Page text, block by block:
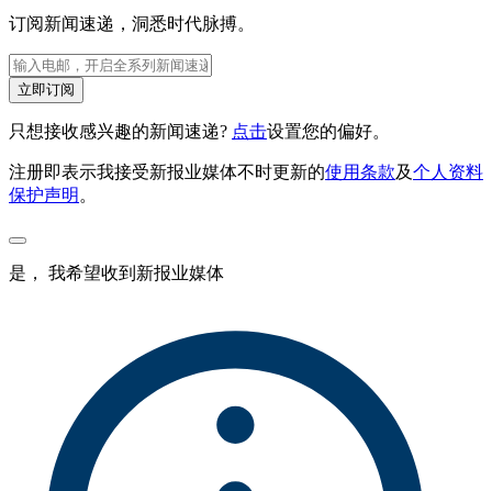
订阅新闻速递，洞悉时代脉搏。
立即订阅
只想接收感兴趣的新闻速递? 点击设置您的偏好。
注册即表示我接受新报业媒体不时更新的使用条款及个人资料
保护声明 。
是， 我希望收到新报业媒体